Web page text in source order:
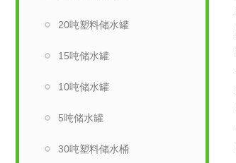
20吨塑料储水罐
15吨储水罐
10吨储水罐
5吨储水罐
30吨塑料储水桶